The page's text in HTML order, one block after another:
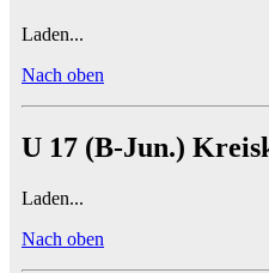
Laden...
Nach oben
U 17 (B-Jun.)
Laden...
Nach oben